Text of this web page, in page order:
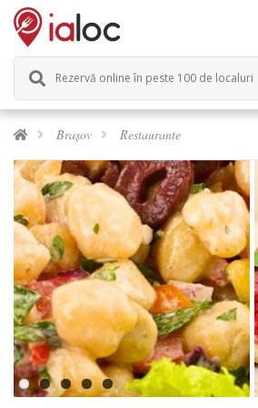
Rezervă online în peste 100 de localuri
Brașov Restaurante